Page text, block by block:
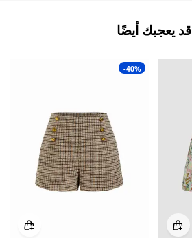
قد يعجبك أيضًا
-40%